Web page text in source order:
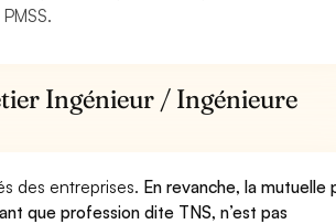
Ingénieur / Ingénieure
des entreprises. En revanche, la mutuelle
que profession dite TNS, n’est pas